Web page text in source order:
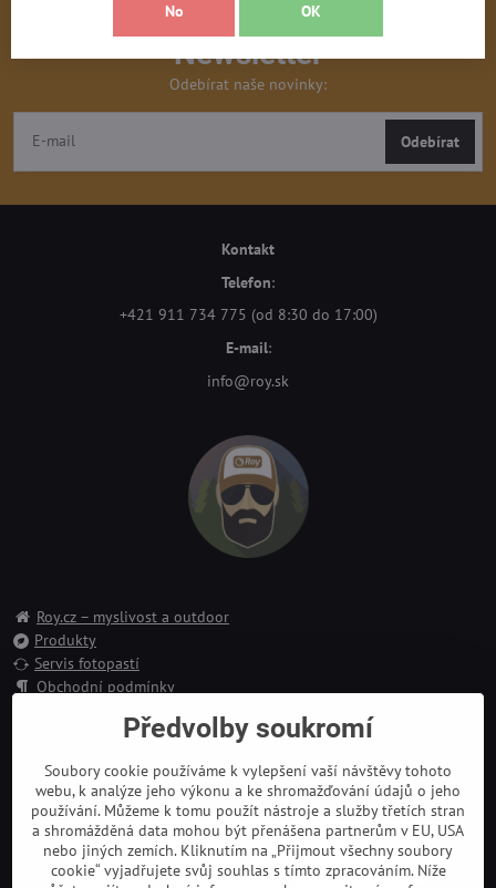
Newsletter
Odebírat naše novinky:
Odebírat
Kontakt
Telefon:
+421 911 734 775 (od 8:30 do 17:00)
E-mail:
info@roy.sk
Roy.cz – myslivost a outdoor
Produkty
Servis fotopastí
Obchodní podmínky
Doprava a platbaPředvolby soukromí
Soubory cookie používáme k vylepšení vaší návštěvy tohoto
webu, k analýze jeho výkonu a ke shromažďování údajů o jeho
používání. Můžeme k tomu použít nástroje a služby třetích stran
a shromážděná data mohou být přenášena partnerům v EU, USA
nebo jiných zemích. Kliknutím na „Přijmout všechny soubory
cookie“ vyjadřujete svůj souhlas s tímto zpracováním. Níže
No OK